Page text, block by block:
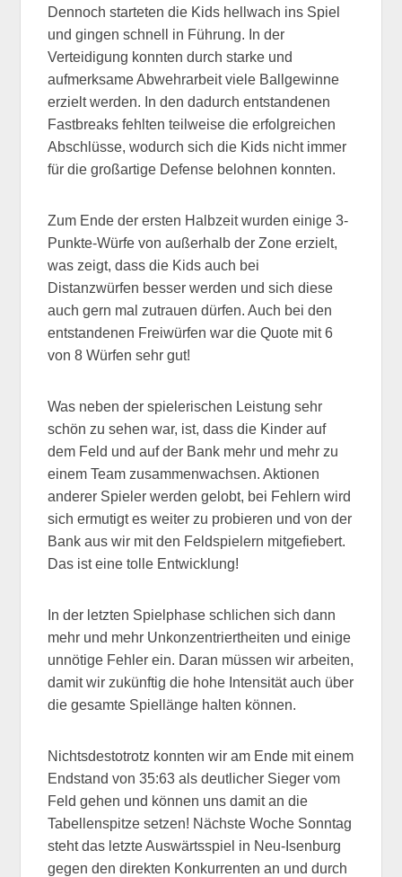
Dennoch starteten die Kids hellwach ins Spiel
und gingen schnell in Führung. In der
Verteidigung konnten durch starke und
aufmerksame Abwehrarbeit viele Ballgewinne
erzielt werden. In den dadurch entstandenen
Fastbreaks fehlten teilweise die erfolgreichen
Abschlüsse, wodurch sich die Kids nicht immer
für die großartige Defense belohnen konnten.
Zum Ende der ersten Halbzeit wurden einige 3-
Punkte-Würfe von außerhalb der Zone erzielt,
was zeigt, dass die Kids auch bei
Distanzwürfen besser werden und sich diese
auch gern mal zutrauen dürfen. Auch bei den
entstandenen Freiwürfen war die Quote mit 6
von 8 Würfen sehr gut!
Was neben der spielerischen Leistung sehr
schön zu sehen war, ist, dass die Kinder auf
dem Feld und auf der Bank mehr und mehr zu
einem Team zusammenwachsen. Aktionen
anderer Spieler werden gelobt, bei Fehlern wird
sich ermutigt es weiter zu probieren und von der
Bank aus wir mit den Feldspielern mitgefiebert.
Das ist eine tolle Entwicklung!
In der letzten Spielphase schlichen sich dann
mehr und mehr Unkonzentriertheiten und einige
unnötige Fehler ein. Daran müssen wir arbeiten,
damit wir zukünftig die hohe Intensität auch über
die gesamte Spiellänge halten können.
Nichtsdestotrotz konnten wir am Ende mit einem
Endstand von 35:63 als deutlicher Sieger vom
Feld gehen und können uns damit an die
Tabellenspitze setzen! Nächste Woche Sonntag
steht das letzte Auswärtsspiel in Neu-Isenburg
gegen den direkten Konkurrenten an und durch